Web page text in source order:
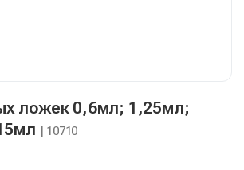
ложек 0,6мл; 1,25мл;
| 10710